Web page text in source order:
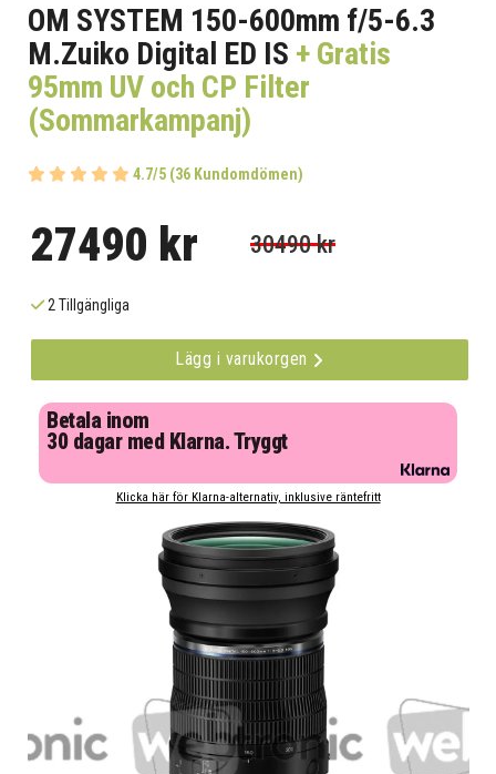
OM SYSTEM 150-600mm f/5-6.3
M.Zuiko Digital ED IS + Gratis
95mm UV och CP Filter
(Sommarkampanj)
4.7/5 (36 Kundomdömen)
27490 kr 30490 kr
2 Tillgängliga
Lägg i varukorgen
Betala inom
30 dagar med Klarna. Tryggt
Klicka här för Klarna-alternativ, inklusive räntefritt